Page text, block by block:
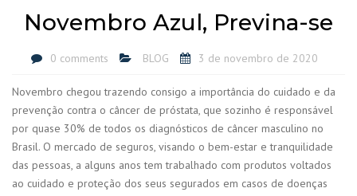
Novembro Azul, Previna-se
0 comments BLOG 3 de novembro de 2020
Novembro chegou trazendo consigo a importância do cuidado e da
prevenção contra o câncer de próstata, que sozinho é responsável
por quase 30% de todos os diagnósticos de câncer masculino no
Brasil. O mercado de seguros, visando o bem-estar e tranquilidade
das pessoas, a alguns anos tem trabalhado com produtos voltados
ao cuidado e proteção dos seus segurados em casos de doenças